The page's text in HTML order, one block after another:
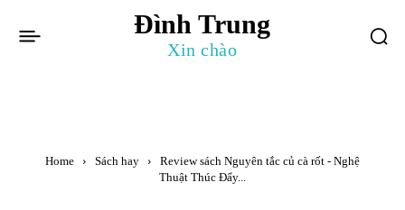
Đình Trung
Xin chào
Home Sách hay
Review sách Nguyên tắc củ cà rốt - Nghệ
Thuật Thúc Đẩy...